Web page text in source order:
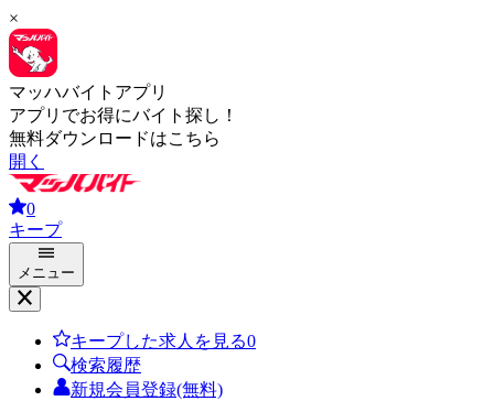
×
マッハバイトアプリ
アプリでお得にバイト探し！
無料ダウンロードはこちら
開く
0
キープ
メニュー
キープした求人を見る0
検索履歴
新規会員登録(無料)